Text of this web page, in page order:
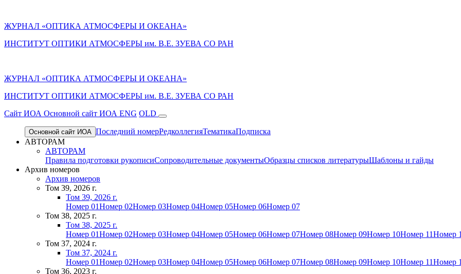
ЖУРНАЛ «ОПТИКА АТМОСФЕРЫ И ОКЕАНА»
ИНСТИТУТ ОПТИКИ АТМОСФЕРЫ им. В.Е. ЗУЕВА СО РАН
ЖУРНАЛ «ОПТИКА АТМОСФЕРЫ И ОКЕАНА»
ИНСТИТУТ ОПТИКИ АТМОСФЕРЫ им. В.Е. ЗУЕВА СО РАН
Cайт ИОА Основной сайт ИОА ENG OLD
Основной сайт ИОА Последний номерРедколлегияТематикаПодписка
АВТОРАМ
АВТОРАМ
Правила подготовки рукописиСопроводительные документыОбразцы списков литературыШаблоны и гайды
Архив номеров
Архив номеров
Том 39, 2026 г.
Том 39, 2026 г.
Номер 01Номер 02Номер 03Номер 04Номер 05Номер 06Номер 07
Том 38, 2025 г.
Том 38, 2025 г.
Номер 01Номер 02Номер 03Номер 04Номер 05Номер 06Номер 07Номер 08Номер 09Номер 10Номер 11Номер
Том 37, 2024 г.
Том 37, 2024 г.
Номер 01Номер 02Номер 03Номер 04Номер 05Номер 06Номер 07Номер 08Номер 09Номер 10Номер 11Номер
Том 36, 2023 г.